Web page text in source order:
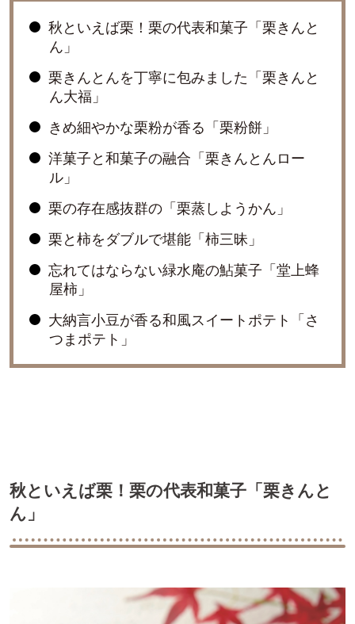
秋といえば栗！栗の代表和菓子「栗きんと
ん」
栗きんとんを丁寧に包みました「栗きんと
ん大福」
きめ細やかな栗粉が香る「栗粉餅」
洋菓子と和菓子の融合「栗きんとんロー
ル」
栗の存在感抜群の「栗蒸しようかん」
栗と柿をダブルで堪能「柿三昧」
忘れてはならない緑水庵の鮎菓子「堂上蜂
屋柿」
大納言小豆が香る和風スイートポテト「さ
つまポテト」
秋といえば栗！栗の代表和菓子「栗きんと
ん」